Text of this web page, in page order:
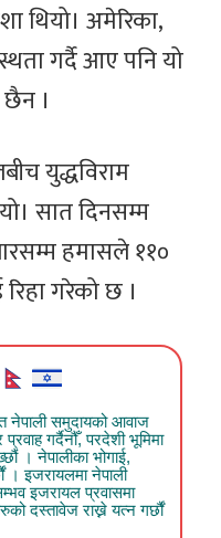
थियो। अमेरिका,
गर्दै आए पनि यो
।
युद्धविराम
सात दिनसम्म
हमासले ११०
गरेको छ ।
नेपाली समुदायको आवाज
गर्दैनौँ, परदेशी भूमिमा
। नेपालीका भोगाई,
। इजरायलमा नेपाली
इजरायल प्रवासमा
दस्तावेज राख्ने यत्न गर्छौं